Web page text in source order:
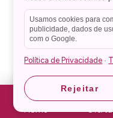
Home
ensolarados e
contos e dar
saiba o
HORÓSCOPO
Usamos cookies para
publicidade, dados de
com o Google.
Política de Privacidade ·
Rejeitar